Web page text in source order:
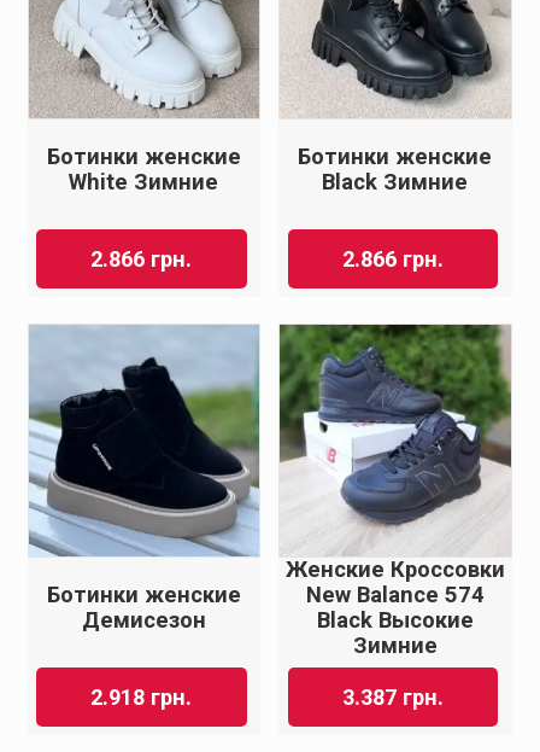
Ботинки женские
White Зимние
2.866 грн.
Ботинки женские
Black Зимние
2.866 грн.
Ботинки женские
Демисезон
2.918 грн.
Женские Кроссовки
New Balance 574
Black Высокие
Зимние
3.387 грн.